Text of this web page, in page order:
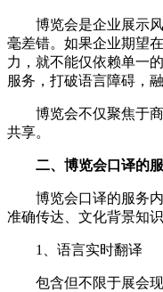
博览会是企业展示风
毫差错。如果企业期望
力，就不能仅依赖单一
服务，打破语言障碍，
博览会不仅聚焦于商
共享。
二、博览会口译的
博览会口译的服务内
准确传达、文化背景知
1、语言实时翻译
包含但不限于展会现